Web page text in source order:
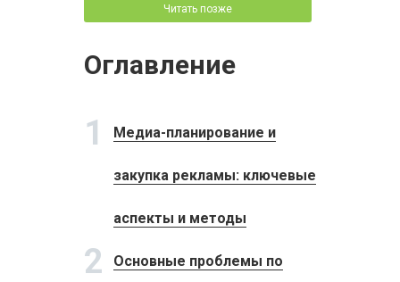
Читать позже
Оглавление
1 Медиа-планирование и
закупка рекламы: ключевые
аспекты и методы
2 Основные проблемы по